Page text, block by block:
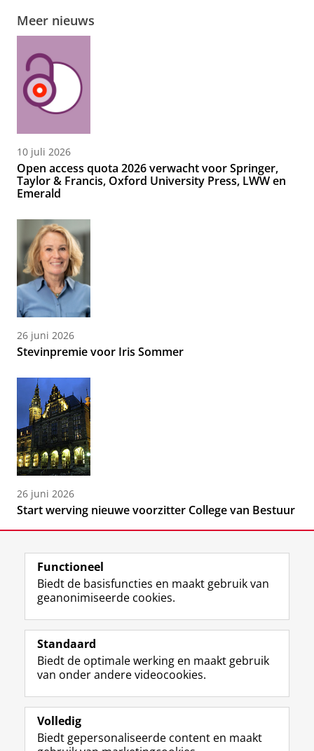
Meer nieuws
10 juli 2026
Open access quota 2026 verwacht voor Springer,
Taylor & Francis, Oxford University Press, LWW en
Emerald
26 juni 2026
Stevinpremie voor Iris Sommer
26 juni 2026
Start werving nieuwe voorzitter College van Bestuur
Volg de RUG
F
a
e
b
o
p
a
L
i
k
e
I
-
p
R
S
-
f
e
R
I
n
t
r
m
Y
o
T
e
k
Studiekiezers
Alumni
Over ons
Functioneel
Biedt de basisfuncties en maakt gebruik van
geanonimiseerde cookies.
Standaard
Biedt de optimale werking en maakt gebruik
van onder andere videocookies.
Volledig
Biedt gepersonaliseerde content en maakt